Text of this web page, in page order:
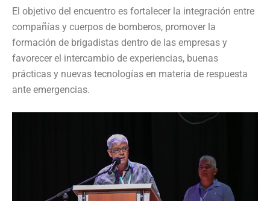
El objetivo del encuentro es fortalecer la integración entre
compañías y cuerpos de bomberos, promover la
formación de brigadistas dentro de las empresas y
favorecer el intercambio de experiencias, buenas
prácticas y nuevas tecnologías en materia de respuesta
ante emergencias.